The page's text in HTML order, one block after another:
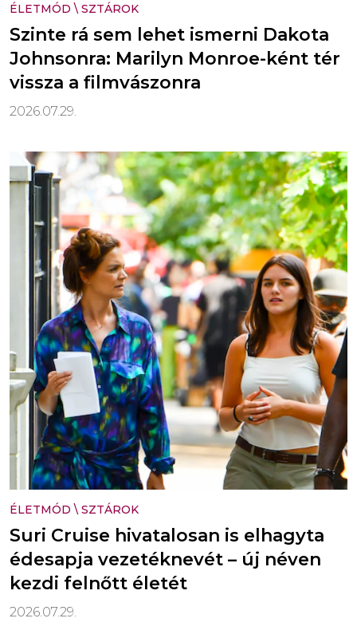
ÉLETMÓD \ SZTÁROK
Szinte rá sem lehet ismerni Dakota
Johnsonra: Marilyn Monroe-ként tér
vissza a filmvászonra
2026.07.29.
ÉLETMÓD \ SZTÁROK
Suri Cruise hivatalosan is elhagyta
édesapja vezetéknevét – új néven
kezdi felnőtt életét
2026.07.29.